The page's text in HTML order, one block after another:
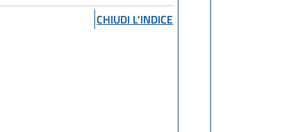
CHIUDI L'INDICE